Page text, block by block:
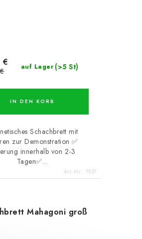
auf Lager (>5 St)
€
IN DEN KORB
Schachbrett mit
zur Demonstration ✅
innerhalb von 2-3
Tagen✅...
Art.-Nr.: 7537
Mahagoni groß